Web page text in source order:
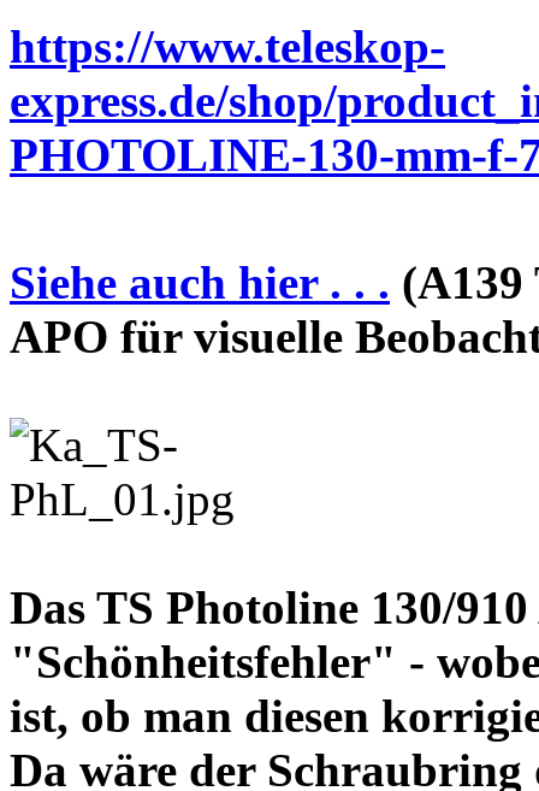
https://www.teleskop-
express.de/shop/
PHOTOLINE-130-mm-f-
Siehe auch hier . . . (A139
APO für visuelle
Das TS Photoline 130/
"Schönheitsfehler" -
ist, ob man diesen
Da wäre der